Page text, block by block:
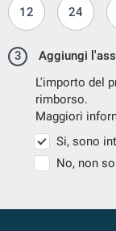
12 24
3
Aggiungi
L'importo del
rimborso.
Maggiori
Si, sono
No, non